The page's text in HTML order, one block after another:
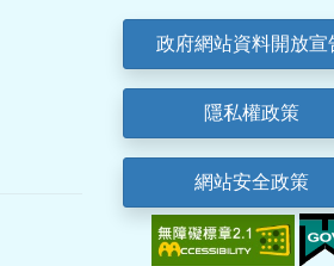
政府網站資料開放宣
隱私權政策
網站安全政策